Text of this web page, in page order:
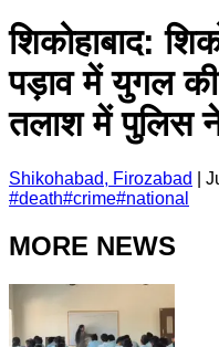
शिकोहाबाद:
पड़ाव में युगल
तलाश में पुलिस
Shikohabad, Firozabad
#death#crime#national
MORE NEWS